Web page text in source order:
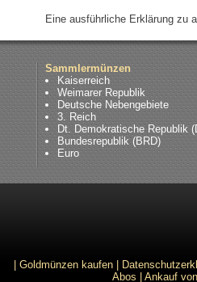
Eine ausführliche Erklärung zu
Sammlermünzen
Kaiserreich
Weimarer Republik
Deutsche Nebengebiete
3. Reich
Dt. Demokratische Republik
Bundesrepublik (BRD)
Euro
| Goldmünzen kaufen |
Abos | Ankauf